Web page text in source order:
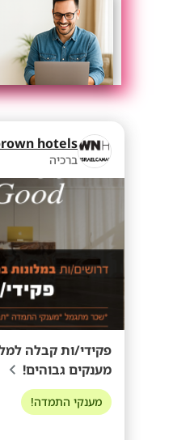
hotels
ברכיה
מענקים גבוהים!
מענקי התמדה!